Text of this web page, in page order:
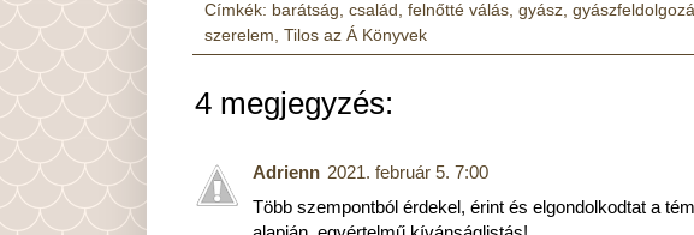
Címkék: barátság család felnőtté válás gyász
szerelem Tilos az Á Könyvek
4 megjegyzés:
Adrienn 2021. február 5. 7:00
Több szempontból érdekel, érint és elgondolkodtat a